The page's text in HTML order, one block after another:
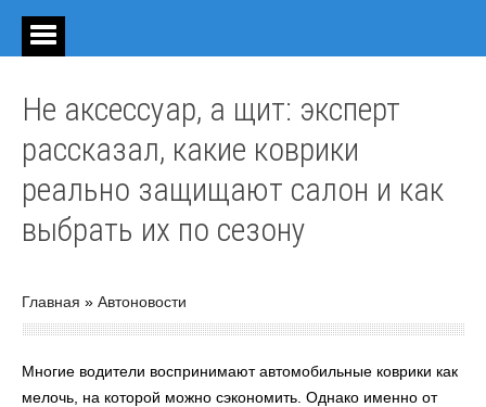
Не аксессуар, а щит: эксперт
рассказал, какие коврики
реально защищают салон и как
выбрать их по сезону
Главная » Автоновости
Многие водители воспринимают автомобильные коврики как
мелочь, на которой можно сэкономить. Однако именно от